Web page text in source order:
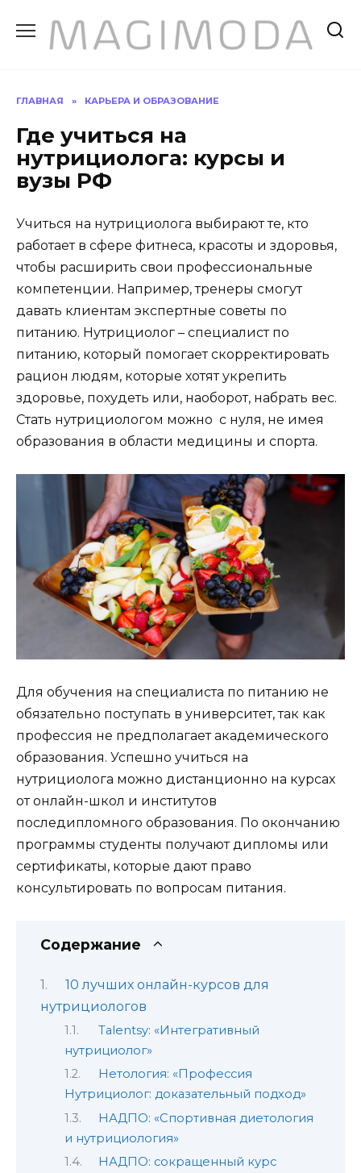
содержанию
ГЛАВНАЯ » КАРЬЕРА И ОБРАЗОВАНИЕ
Где учиться на
нутрициолога: курсы и
вузы РФ
Учиться на нутрициолога выбирают те, кто
работает в сфере фитнеса, красоты и здоровья,
чтобы расширить свои профессиональные
компетенции. Например, тренеры смогут
давать клиентам экспертные советы по
питанию. Нутрициолог – специалист по
питанию, который помогает скорректировать
рацион людям, которые хотят укрепить
здоровье, похудеть или, наоборот, набрать вес.
Стать нутрициологом можно с нуля, не имея
образования в области медицины и спорта.
Для обучения на специалиста по питанию не
обязательно поступать в университет, так как
профессия не предполагает академического
образования. Успешно учиться на
нутрициолога можно дистанционно на курсах
от онлайн-школ и институтов
последипломного образования. По окончанию
программы студенты получают дипломы или
сертификаты, которые дают право
консультировать по вопросам питания.
Содержание
10 лучших онлайн-курсов для
нутрициологов
Talentsy: «Интегративный
нутрициолог»
Нетология: «Профессия
Нутрициолог: доказательный подход»
НАДПО: «Спортивная диетология
и нутрициология»
НАДПО: сокращенный курс